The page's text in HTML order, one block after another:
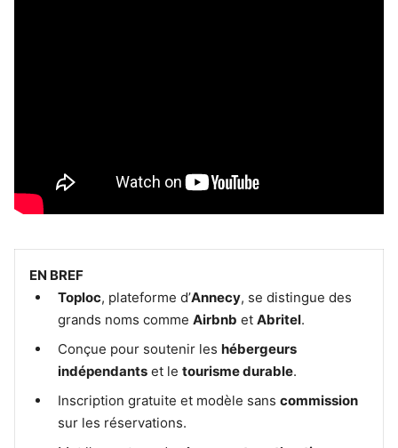
EN BREF
Toploc, plateforme d’Annecy, se distingue des
grands noms comme Airbnb et Abritel.
Conçue pour soutenir les hébergeurs
indépendants et le tourisme durable.
Inscription gratuite et modèle sans commission
sur les réservations.